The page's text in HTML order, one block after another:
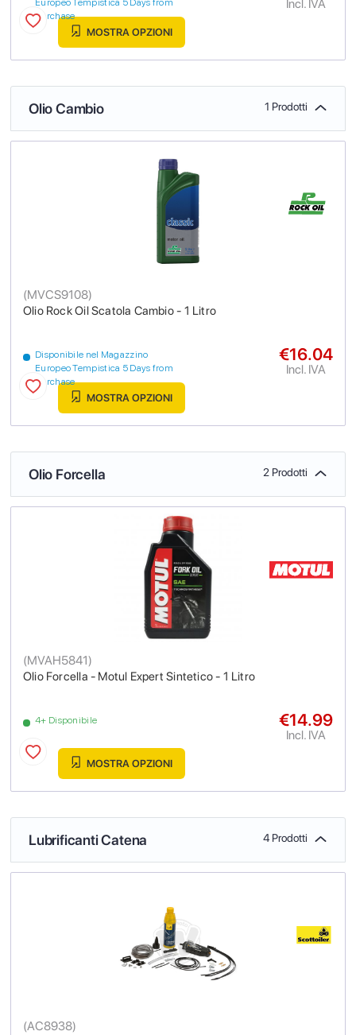
Europeo Tempistica 5 Days from
purchase
Incl. IVA
MOSTRA OPZIONI
Olio Cambio 1 Prodotti
Olio Rock Oil Scatola Cambio - 1 Litro
(MVCS9108)
Disponibile nel Magazzino
Europeo Tempistica 5 Days from
purchase
€16.04
Incl. IVA
MOSTRA OPZIONI
Olio Forcella 2 Prodotti
Olio Forcella - Motul Expert Sintetico - 1 Litro
(MVAH5841)
4+ Disponibile €14.99
Incl. IVA
MOSTRA OPZIONI
Lubrificanti Catena 4 Prodotti
(AC8938)